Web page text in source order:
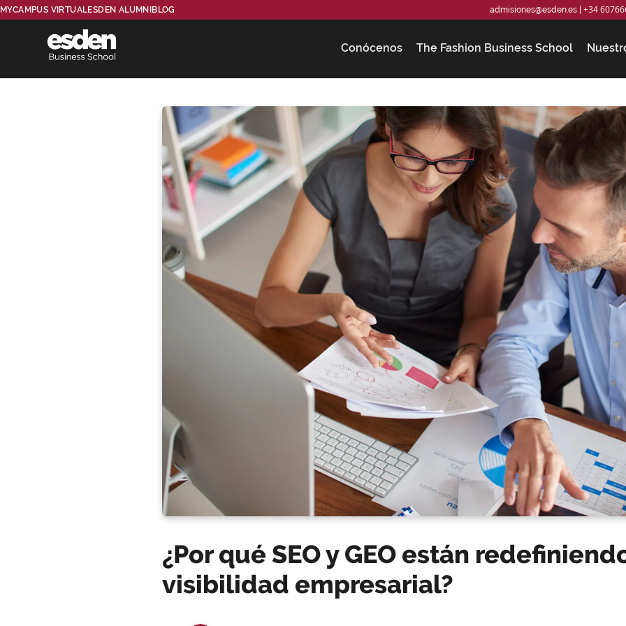
MYCAMPUS VIRTUALESDEN ALUMNI BLOG admisiones@esden.es| +34
Conócenos The Fashion Business School
¿Por qué SEO y GEO están
visibilidad empresarial?